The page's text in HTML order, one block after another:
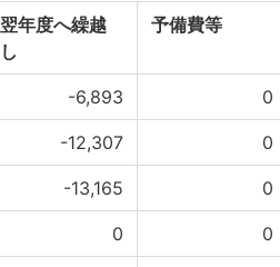
翌年度へ繰越
し
予備費等
-6,893 0
-12,307 0
-13,165 0
0 0